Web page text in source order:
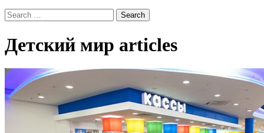
Детский мир articles